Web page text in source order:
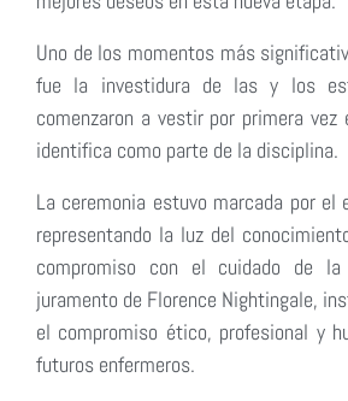
Uno de los momentos más
fue la investidura de las y los
comenzaron a vestir por primera
identifica como parte de la disciplina.
La ceremonia estuvo marcada por el
representando la luz del
compromiso con el cuidado de
juramento de Florence Nightingale,
el compromiso ético, profesional y
futuros enfermeros.